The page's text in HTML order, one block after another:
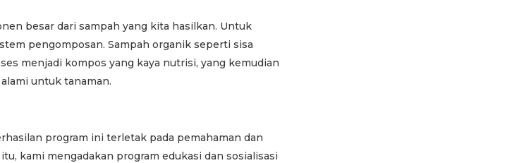
besar dari sampah yang kita hasilkan. Untuk
pengomposan. Sampah organik seperti sisa
menjadi kompos yang kaya nutrisi, yang kemudian
untuk tanaman.
program ini terletak pada pemahaman dan
kami mengadakan program edukasi dan sosialisasi